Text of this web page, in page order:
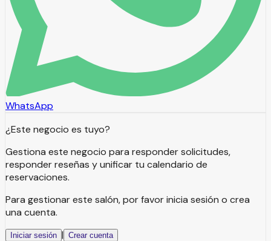
WhatsApp
¿Este negocio es tuyo?
Gestiona este negocio para responder solicitudes,
responder reseñas y unificar tu calendario de
reservaciones.
Para gestionar este salón, por favor inicia sesión o crea
una cuenta.
Iniciar sesión | Crear cuenta